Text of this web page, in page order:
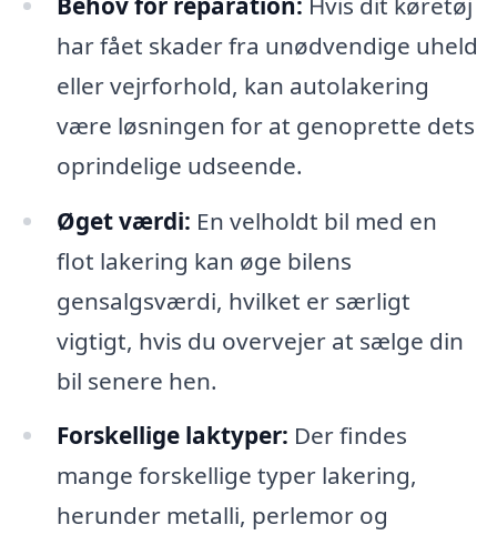
har fået skader fra unødvendige uheld
eller vejrforhold, kan autolakering
være løsningen for at genoprette dets
oprindelige udseende.
Øget værdi: En velholdt bil med en
flot lakering kan øge bilens
gensalgsværdi, hvilket er særligt
vigtigt, hvis du overvejer at sælge din
bil senere hen.
Forskellige laktyper: Der findes
mange forskellige typer lakering,
herunder metalli, perlemor og